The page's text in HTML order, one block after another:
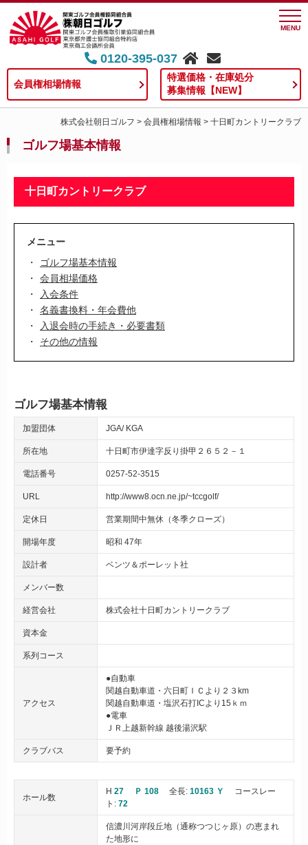
MENU
0120-395-037
会員権相場情報
特選価格・在庫処分
募集情報【NEW】
株式会社朝日ゴルフ > 会員権相場情報 > 十日町カントリークラブ
ゴルフ場基本情報
十日町カントリークラブ
メニュー
ゴルフ場基本情報
会員相場価格
入会条件
名義書換料・年会費他
入退会時の手続き・必要書類
その他の情報
ゴルフ場基本情報
加盟団体 JGA KGA
所在地 十日町市伊達字反り掛甲２６５２－１
電話番号 0257-52-3515
URL http://www8.ocn.ne.jp/~tccgolf/
定休日 営業期間中無休（冬季クローズ）
開場年度 昭和 47年
設計者 ベンツ＆ポーレット社
メンバー数
経営会社 株式会社十日町カントリークラブ
資本金
系列コース
アクセス
●自動車
関越自動車道・六日町ＩＣより２３km
関越自動車道・塩沢石打ICより15ｋｍ
●電車
ＪＲ上越新幹線 越後湯沢駅
クラブバス 要予約
ホール数
H 27 Ｐ 108 全長: 10163 Ｙ
コースレー
ト: 72
信濃川河岸段丘地（通称つつじヶ原）の恵まれ
た地形に